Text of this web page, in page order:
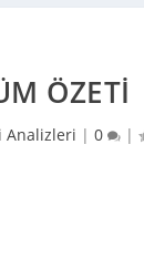
ÖZETI
Analizleri |0 |